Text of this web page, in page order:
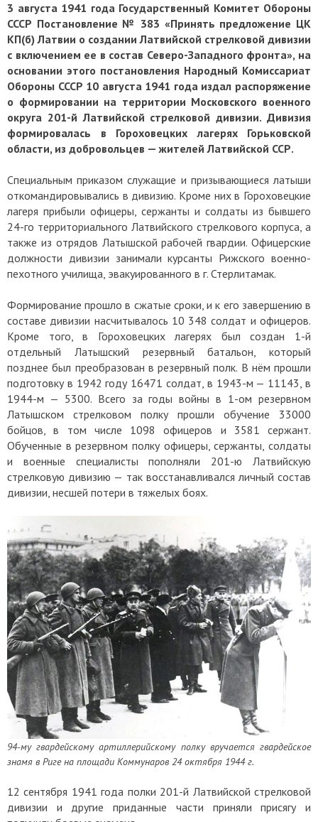
3 августа 1941 года Государственный Комитет Обороны
СССР Постановление № 383 «Принять предложение ЦК
КП(б) Латвии о создании Латвийской стрелковой дивизии
с включением ее в состав Северо-Западного фронта», на
основании этого постановления Народный Комиссариат
Обороны СССР 10 августа 1941 года издал распоряжение
о формировании на территории Московского военного
округа 201-й Латвийской стрелковой дивизии. Дивизия
формировалась в Гороховецких лагерях Горьковской
области, из добровольцев — жителей Латвийской ССР.
Специальным приказом служащие и призывающиеся латыши
откомандировывались в дивизию. Кроме них в Гороховецкие
лагеря прибыли офицеры, сержанты и солдаты из бывшего
24-го территориального Латвийского стрелкового корпуса, а
также из отрядов Латышской рабочей гвардии. Офицерские
должности дивизии занимали курсанты Рижского военно-
пехотного училища, эвакуированного в г. Стерлитамак.
Формирование прошло в сжатые сроки, и к его завершению в
составе дивизии насчитывалось 10 348 солдат и офицеров.
Кроме того, в Гороховецких лагерях был создан 1-й
отдельный Латышский резервный батальон, который
позднее был преобразован в резервный полк. В нём прошли
подготовку в 1942 году 16471 солдат, в 1943-м — 11143, в
1944-м — 5300. Всего за годы войны в 1-ом резервном
Латышском стрелковом полку прошли обучение 33000
бойцов, в том числе 1098 офицеров и 3581 сержант.
Обученные в резервном полку офицеры, сержанты, солдаты
и военные специалисты пополняли 201-ю Латвийскую
стрелковую дивизию — так восстанавливался личный состав
дивизии, несшей потери в тяжелых боях.
94-му гвардейскому артиллерийскому полку вручается гвардейское
знамя в Риге на площади Коммунаров 24 октября 1944 г.
12 сентября 1941 года полки 201-й Латвийской стрелковой
дивизии и другие приданные части приняли присягу и